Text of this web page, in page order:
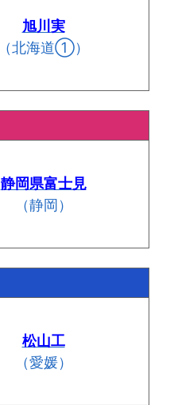
旭川実
（北海道①）
静岡県富士見
（静岡）
松山工
（愛媛）